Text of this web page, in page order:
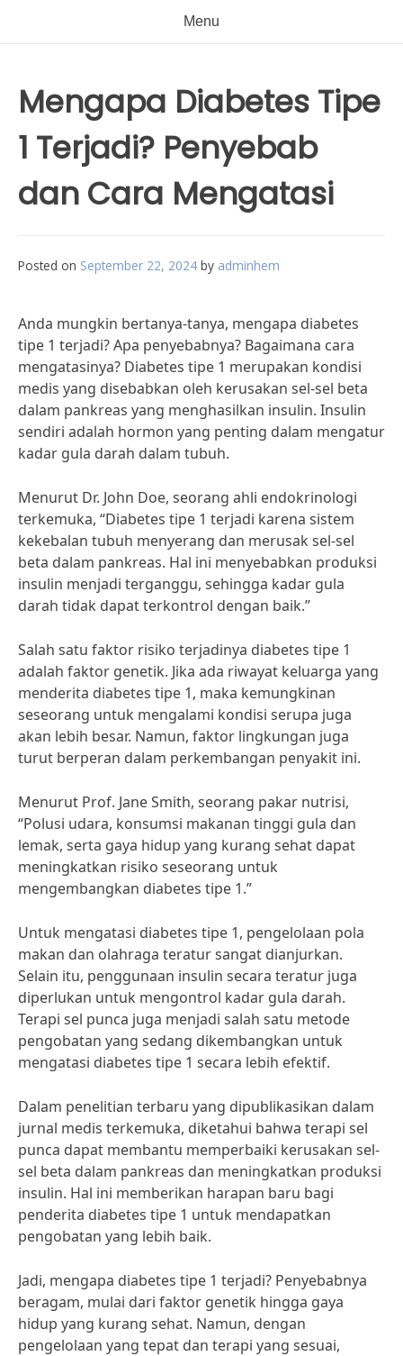
Menu
Mengapa Diabetes Tipe
1 Terjadi? Penyebab
dan Cara Mengatasi
Posted on September 22, 2024 by adminhem
Anda mungkin bertanya-tanya, mengapa diabetes
tipe 1 terjadi? Apa penyebabnya? Bagaimana cara
mengatasinya? Diabetes tipe 1 merupakan kondisi
medis yang disebabkan oleh kerusakan sel-sel beta
dalam pankreas yang menghasilkan insulin. Insulin
sendiri adalah hormon yang penting dalam mengatur
kadar gula darah dalam tubuh.
Menurut Dr. John Doe, seorang ahli endokrinologi
terkemuka, “Diabetes tipe 1 terjadi karena sistem
kekebalan tubuh menyerang dan merusak sel-sel
beta dalam pankreas. Hal ini menyebabkan produksi
insulin menjadi terganggu, sehingga kadar gula
darah tidak dapat terkontrol dengan baik.”
Salah satu faktor risiko terjadinya diabetes tipe 1
adalah faktor genetik. Jika ada riwayat keluarga yang
menderita diabetes tipe 1, maka kemungkinan
seseorang untuk mengalami kondisi serupa juga
akan lebih besar. Namun, faktor lingkungan juga
turut berperan dalam perkembangan penyakit ini.
Menurut Prof. Jane Smith, seorang pakar nutrisi,
“Polusi udara, konsumsi makanan tinggi gula dan
lemak, serta gaya hidup yang kurang sehat dapat
meningkatkan risiko seseorang untuk
mengembangkan diabetes tipe 1.”
Untuk mengatasi diabetes tipe 1, pengelolaan pola
makan dan olahraga teratur sangat dianjurkan.
Selain itu, penggunaan insulin secara teratur juga
diperlukan untuk mengontrol kadar gula darah.
Terapi sel punca juga menjadi salah satu metode
pengobatan yang sedang dikembangkan untuk
mengatasi diabetes tipe 1 secara lebih efektif.
Dalam penelitian terbaru yang dipublikasikan dalam
jurnal medis terkemuka, diketahui bahwa terapi sel
punca dapat membantu memperbaiki kerusakan sel-
sel beta dalam pankreas dan meningkatkan produksi
insulin. Hal ini memberikan harapan baru bagi
penderita diabetes tipe 1 untuk mendapatkan
pengobatan yang lebih baik.
Jadi, mengapa diabetes tipe 1 terjadi? Penyebabnya
beragam, mulai dari faktor genetik hingga gaya
hidup yang kurang sehat. Namun, dengan
pengelolaan yang tepat dan terapi yang sesuai,